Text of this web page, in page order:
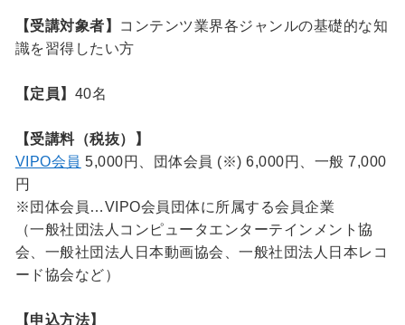
【受講対象者】
コンテンツ業界各ジャンルの基礎的な知
識を習得したい方
【定員】 40名
【受講料（税抜）】
VIPO会員 5,000円、 団体会員 (※)6,000円、一般 7,000
円
※団体会員…VIPO会員団体に所属する会員企業
（一般社団法人コンピュータエンターテインメント協
会、一般社団法人日本動画協会、一般社団法人日本レコ
ード協会など）
【申込方法】